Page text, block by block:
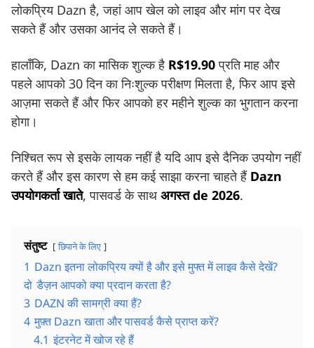
लोकप्रिय Dazn है, जहां आप खेल को लाइव और मांग पर देख
सकते हैं और उसका आनंद ले सकते हैं।
हालाँकि, Dazn का मासिक शुल्क है R$19.90प्रति माह और
पहले आपको 30 दिन का निःशुल्क परीक्षण मिलता है, फिर आप इसे
आज़मा सकते हैं और फिर आपको हर महीने शुल्क का भुगतान करना
होगा।
निश्चित रूप से इसके लायक नहीं है यदि आप इसे दैनिक उपयोग नहीं
करते हैं और इस कारण से हम कई साझा करना चाहते हैं Dazn
उपयोगकर्ता खाते, पासवर्ड के साथ अगस्त de 2026.
संतुष्ट छिपाने के लिए
1 Dazn इतना लोकप्रिय क्यों है और इसे मुफ्त में लाइव कैसे देखें?
दो डैज़न आपको क्या प्रदान करता है?
3 DAZN की सामग्री क्या हैं?
4 मुफ़्त Dazn खाता और पासवर्ड कैसे प्राप्त करें?
4.1 इंटरनेट में खोज रहे हैं